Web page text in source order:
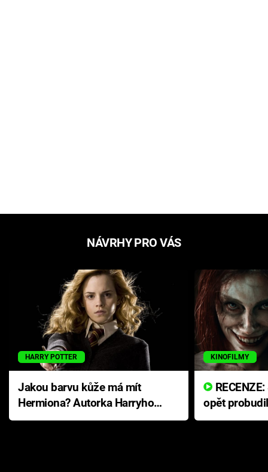
NÁVRHY PRO VÁS
HARRY POTTER
Jakou barvu kůže má mít
Hermiona? Autorka Harryho
Pottera přišla s ráznou
KINOFILMY
opět
přichází s